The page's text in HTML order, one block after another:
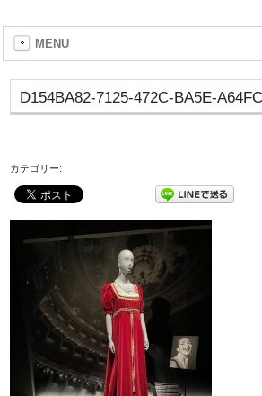
MENU
D154BA82-7125-472C-BA5E-
カテゴリー: